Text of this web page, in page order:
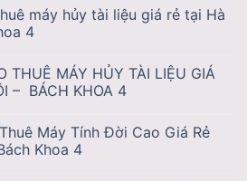
máy hủy tài liệu giá rẻ tại Hà
4
THUÊ MÁY HỦY TÀI LIỆU GIÁ
– BÁCH KHOA 4
Máy Tính Đời Cao Giá Rẻ
Khoa 4